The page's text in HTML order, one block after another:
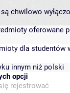
chwilowo
oferowane
dla studentów
innym niż polski
opcji
rejestrować